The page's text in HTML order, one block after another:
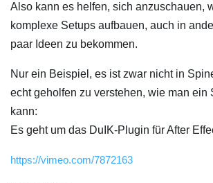
Also kann es helfen, sich anzuschauen,
komplexe Setups aufbauen, auch in
paar Ideen zu bekommen.
Nur ein Beispiel, es ist zwar nicht in
echt geholfen zu verstehen, wie man ein
kann:
Es geht um das DuIK-Plugin für After
https://vimeo.com/7872163